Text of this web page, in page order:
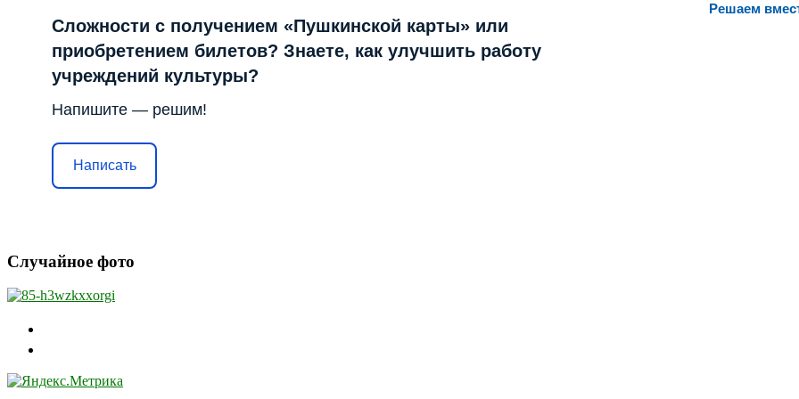
Решаем
Сложности с получением «Пушкинской карты» или
приобретением билетов? Знаете, как улучшить работу
учреждений культуры?
Напишите — решим!
Написать
Случайное фото